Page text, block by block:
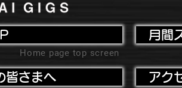
Home page top screen
さまへ
月間
アク